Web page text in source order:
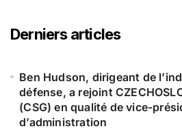
r
c
e
Derniers articles
Ben Hudson, dirigeant de
défense, a rejoint
(CSG) en qualité de vice-
d’administration